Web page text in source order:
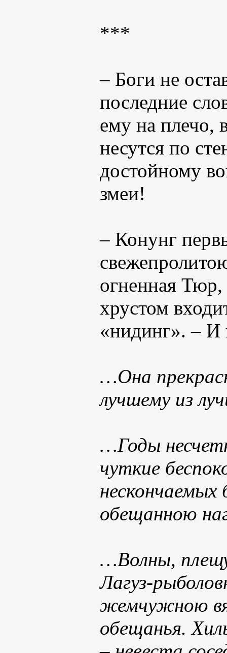
***
– Боги не
последние
ему на плечо,
несутся по
достойному
змеи!
– Конунг
огненная Тюр,
хрустом
«нидинг». –
…Она
лучшему из
…Годы
чуткие
обещанною
…Волны,
Лагуз-
жемчужною
обещанья.